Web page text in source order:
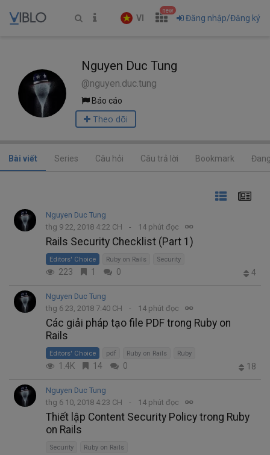
VI
new
Đăng nhập/Đăng ký
Nguyen Duc Tung
@nguyen.duc.tung
Báo cáo
Theo dõi
Bài viết Series Câu hỏi Câu trả lời Bookmark
Nguyen Duc Tung
thg 9 22, 2018 4:22 CH
14 phút đọc
Rails Security Checklist (Part 1)
Editors' Choice Ruby on Rails Security
223 1 0 4
Nguyen Duc Tung
thg 6 23, 2018 7:40 CH
14 phút đọc
Các giải pháp tạo file PDF trong Ruby on
Rails
Editors' Choice pdf Ruby on Rails Ruby
1.4K 14 0 18
Nguyen Duc Tung
thg 6 10, 2018 4:23 CH
14 phút đọc
Thiết lập Content Security Policy trong Ruby
on Rails
Security Ruby on Rails